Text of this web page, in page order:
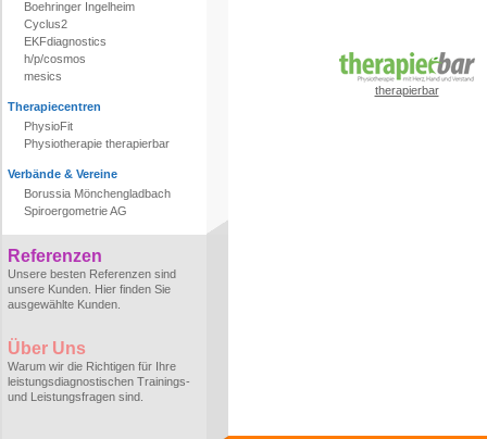
Boehringer Ingelheim
Cyclus2
EKFdiagnostics
h/p/cosmos
mesics
Therapiecentren
PhysioFit
Physiotherapie therapierbar
Verbände & Vereine
Borussia Mönchengladbach
Spiroergometrie AG
Referenzen
Unsere besten Referenzen sind
unsere Kunden. Hier finden Sie
ausgewählte Kunden.
Über Uns
Warum wir die Richtigen für Ihre
leistungsdiagnostischen Trainings-
und Leistungsfragen sind.
therapierbar